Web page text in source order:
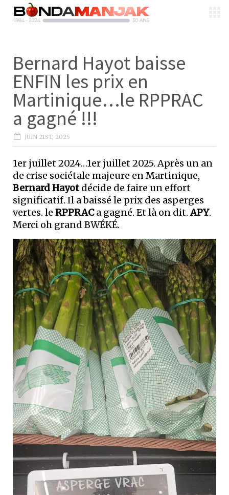
Bernard Hayot baisse
ENFIN les prix en
Martinique…le RPPRAC
a gagné !!!
JUIN 21ST, 2025
1er juillet 2024…1er juillet 2025. Après un an
de crise sociétale majeure en Martinique,
Bernard Hayot décide de faire un effort
significatif. Il a baissé le prix des asperges
vertes. le RPPRACa gagné. Et là on dit.APY.
Merci oh grand BWÉKÉ.